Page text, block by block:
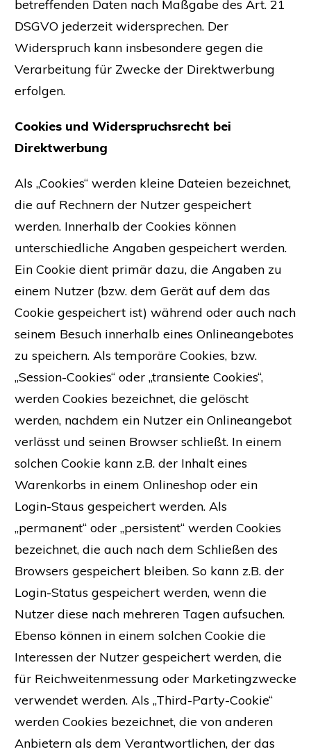
betreffenden Daten nach Maßgabe des Art. 21
DSGVO jederzeit widersprechen. Der
Widerspruch kann insbesondere gegen die
Verarbeitung für Zwecke der Direktwerbung
erfolgen.
Cookies und Widerspruchsrecht bei
Direktwerbung
Als „Cookies“ werden kleine Dateien bezeichnet,
die auf Rechnern der Nutzer gespeichert
werden. Innerhalb der Cookies können
unterschiedliche Angaben gespeichert werden.
Ein Cookie dient primär dazu, die Angaben zu
einem Nutzer (bzw. dem Gerät auf dem das
Cookie gespeichert ist) während oder auch nach
seinem Besuch innerhalb eines Onlineangebotes
zu speichern. Als temporäre Cookies, bzw.
„Session-Cookies“ oder „transiente Cookies“,
werden Cookies bezeichnet, die gelöscht
werden, nachdem ein Nutzer ein Onlineangebot
verlässt und seinen Browser schließt. In einem
solchen Cookie kann z.B. der Inhalt eines
Warenkorbs in einem Onlineshop oder ein
Login-Staus gespeichert werden. Als
„permanent“ oder „persistent“ werden Cookies
bezeichnet, die auch nach dem Schließen des
Browsers gespeichert bleiben. So kann z.B. der
Login-Status gespeichert werden, wenn die
Nutzer diese nach mehreren Tagen aufsuchen.
Ebenso können in einem solchen Cookie die
Interessen der Nutzer gespeichert werden, die
für Reichweitenmessung oder Marketingzwecke
verwendet werden. Als „Third-Party-Cookie“
werden Cookies bezeichnet, die von anderen
Anbietern als dem Verantwortlichen, der das